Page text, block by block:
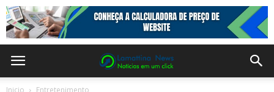
Inicio Entretenimento